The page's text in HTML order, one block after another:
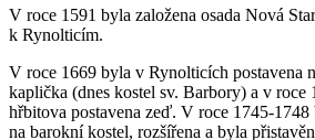
V roce 1591 byla založena osada Nová
k Rynolticím.
V roce 1669 byla v Rynolticích postavena
kaplička (dnes kostel sv. Barbory) a v roce
hřbitova postavena zeď. V roce 1745-1748
na barokní kostel, rozšířena a byla